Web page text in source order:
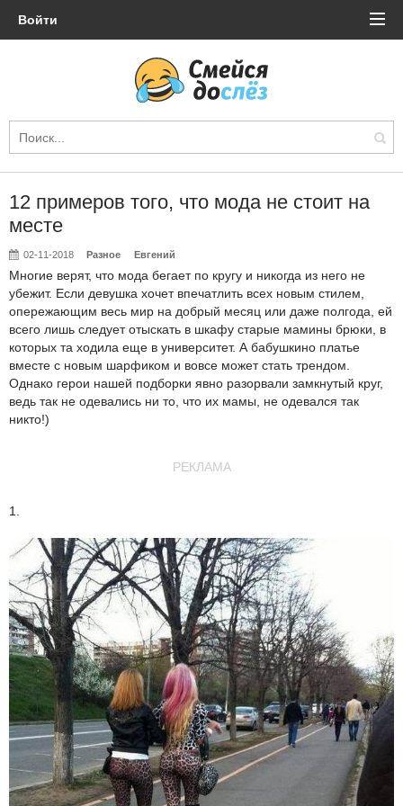
Войти
12 примеров того, что мода не стоит на
месте
02-11-2018 Разное Евгений
Многие верят, что мода бегает по кругу и никогда из него не
убежит. Если девушка хочет впечатлить всех новым стилем,
опережающим весь мир на добрый месяц или даже полгода, ей
всего лишь следует отыскать в шкафу старые мамины брюки, в
которых та ходила еще в университет. А бабушкино платье
вместе с новым шарфиком и вовсе может стать трендом.
Однако герои нашей подборки явно разорвали замкнутый круг,
ведь так не одевались ни то, что их мамы, не одевался так
никто!)
РЕКЛАМА
1.